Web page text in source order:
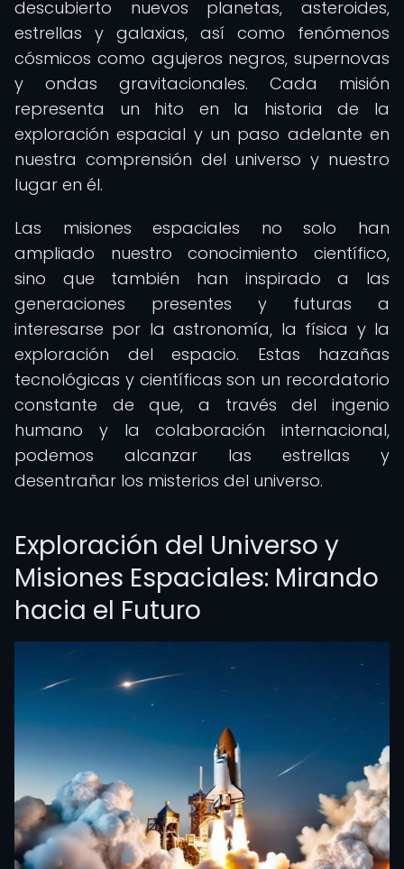
descubierto nuevos planetas, asteroides,
estrellas y galaxias, así como fenómenos
cósmicos como agujeros negros, supernovas
y ondas gravitacionales. Cada misión
representa un hito en la historia de la
exploración espacial y un paso adelante en
nuestra comprensión del universo y nuestro
lugar en él.
Las misiones espaciales no solo han
ampliado nuestro conocimiento científico,
sino que también han inspirado a las
generaciones presentes y futuras a
interesarse por la astronomía, la física y la
exploración del espacio. Estas hazañas
tecnológicas y científicas son un recordatorio
constante de que, a través del ingenio
humano y la colaboración internacional,
podemos alcanzar las estrellas y
desentrañar los misterios del universo.
Exploración del Universo y
Misiones Espaciales: Mirando
hacia el Futuro